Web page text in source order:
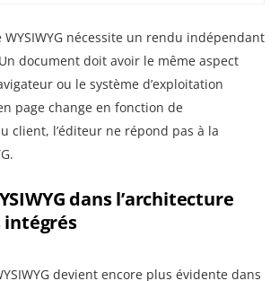
nécessite un rendu indépendant
document doit avoir le même aspect
ou le système d’exploitation
page change en fonction de
client, l’éditeur ne répond pas à la
dans l’architecture
intégrés
devient encore plus évidente dans